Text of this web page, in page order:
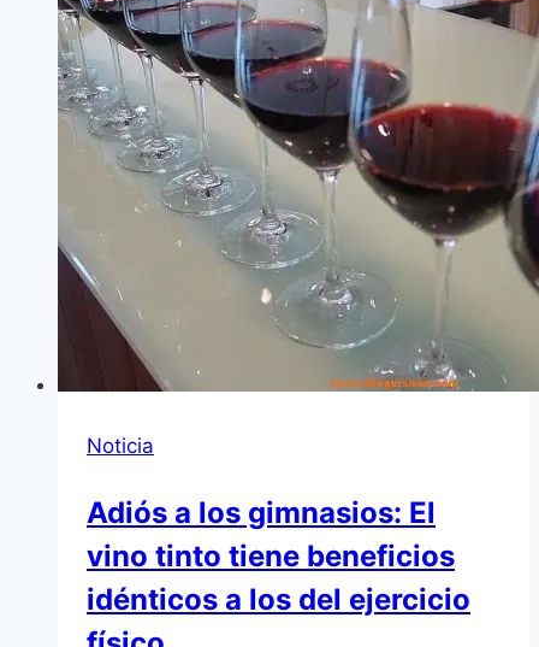
Noticia
Adiós a los gimnasios: El
vino tinto tiene beneficios
idénticos a los del ejercicio